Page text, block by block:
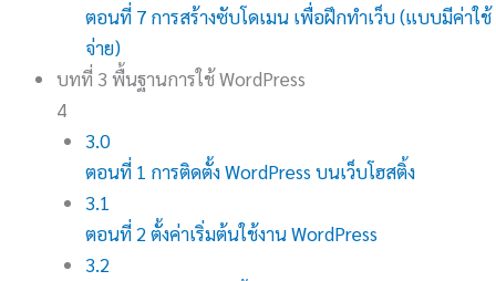
ตอนที่ 7 การสร้างซับโดเมน เพื่อฝึกทำเว็บ (แบบมีค่าใช้
จ่าย)
บทที่ 3 พื้นฐานการใช้ WordPress
4
3.0
ตอนที่ 1 การติดตั้ง WordPress บนเว็บโฮสติ้ง
3.1
ตอนที่ 2 ตั้งค่าเริ่มต้นใช้งาน WordPress
3.2